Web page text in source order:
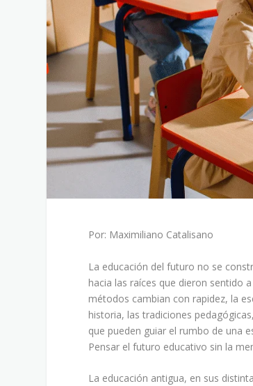
Por: Maximiliano Catalisano
La educación del futuro no se
hacia las raíces que dieron sentido
métodos cambian con rapidez, la
historia, las tradiciones
que pueden guiar el rumbo de una
Pensar el futuro educativo sin la
La educación antigua, en sus